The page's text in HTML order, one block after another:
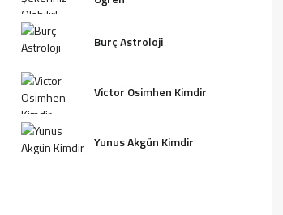
Burç Astroloji
Victor Osimhen Kimdir
Yunus Akgün Kimdir